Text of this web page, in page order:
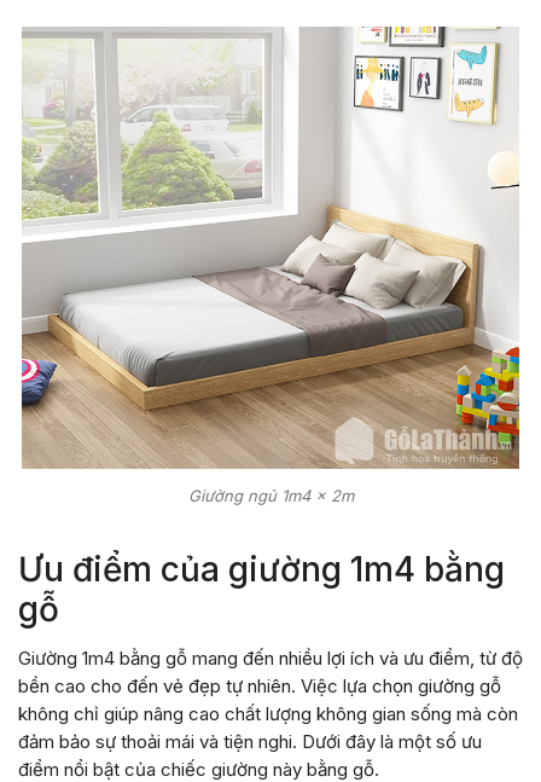
Giường ngủ 1m4 x 2m
Ưu điểm của giường 1m4 bằng
gỗ
Giường 1m4 bằng gỗ mang đến nhiều lợi ích và ưu điểm, từ độ
bền cao cho đến vẻ đẹp tự nhiên. Việc lựa chọn giường gỗ
không chỉ giúp nâng cao chất lượng không gian sống mà còn
đảm bảo sự thoải mái và tiện nghi. Dưới đây là một số ưu
điểm nổi bật của chiếc giường này bằng gỗ.